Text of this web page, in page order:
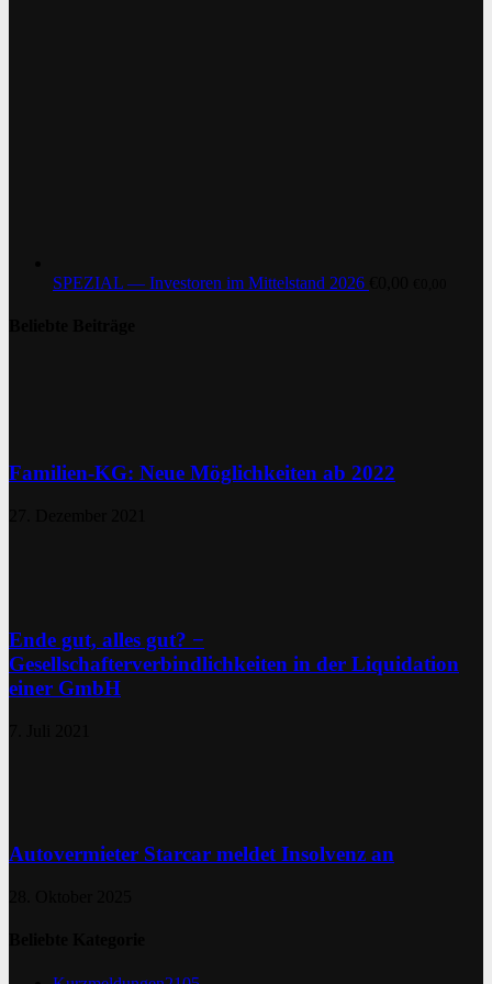
SPEZIAL — Investoren im Mittelstand 2026
Familien-KG: Neue Möglichkeiten ab 2022
Ende gut, alles gut? −
Gesellschafterverbindlichkeiten in der Liquidation
einer GmbH
Autovermieter Starcar meldet Insolvenz an